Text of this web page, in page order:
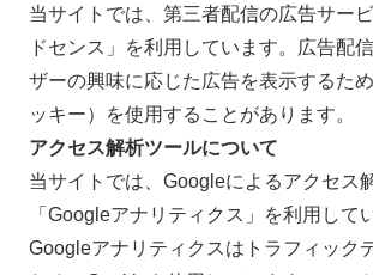
当サイトでは、第三者配信の広告サー
ドセンス」を利用しています。広告配
ザーの興味に応じた広告を表示するた
ッキー）を使用することがあります。
アクセス解析ツールについて
当サイトでは、Googleによるアクセス
「Googleアナリティクス」を利用して
Googleアナリティクスはトラフィック